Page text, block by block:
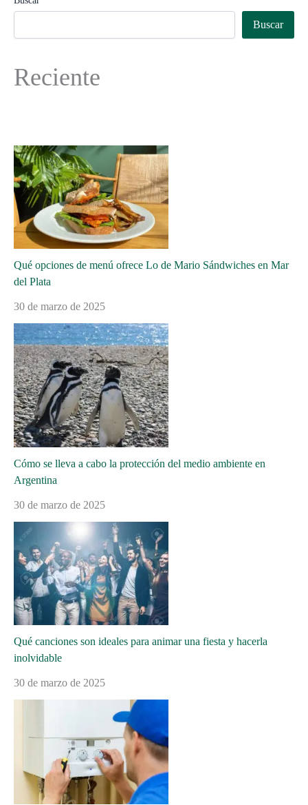
Buscar
Reciente
Qué opciones de menú ofrece Lo de Mario Sándwiches en Mar
del Plata
30 de marzo de 2025
Cómo se lleva a cabo la protección del medio ambiente en
Argentina
30 de marzo de 2025
Qué canciones son ideales para animar una fiesta y hacerla
inolvidable
30 de marzo de 2025